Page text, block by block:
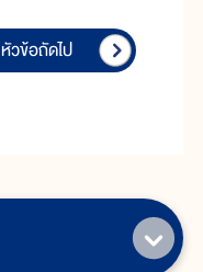
หัวข้อถัดไป